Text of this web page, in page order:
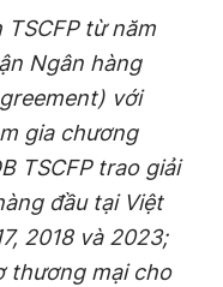
từ năm
Ngân hàng
với
gia chương
TSCFP trao giải
đầu tại Việt
2018 và 2023;
thương mại cho